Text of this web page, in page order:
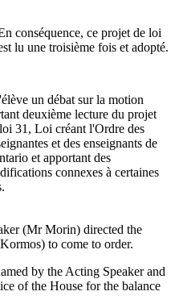
conséquence, ce projet de loi
lu une troisième fois et adopté.
un débat sur la motion
deuxième lecture du projet
31, Loi créant l'Ordre des
et des enseignants de
et apportant des
connexes à certaines
(Mr Morin) directed the
to come to order.
by the Acting Speaker and
of the House for the balance